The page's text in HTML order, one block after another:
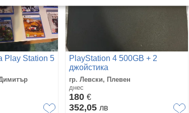
Play Station 5
PlayStation 4 500GB + 2
джойстика
гр. Левски, Плевен
днес
180 €
352,05 лв